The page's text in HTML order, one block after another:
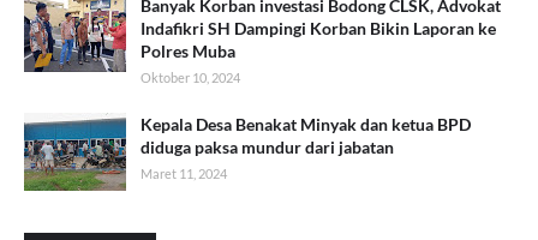
Banyak Korban investasi Bodong CLSK, Advokat
Indafikri SH Dampingi Korban Bikin Laporan ke
Polres Muba
Oktober 10, 2024
Kepala Desa Benakat Minyak dan ketua BPD
diduga paksa mundur dari jabatan
Maret 11, 2024